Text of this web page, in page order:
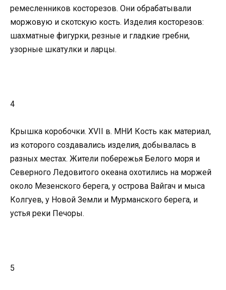
ремесленников косторезов. Они обрабатывали
моржовую и скотскую кость. Изделия косторезов:
шахматные фигурки, резные и гладкие гребни,
узорные шкатулки и ларцы.
4
Крышка коробочки. XVII в. МНИ Кость как материал,
из которого создавались изделия, добывалась в
разных местах. Жители побережья Белого моря и
Северного Ледовитого океана охотились на моржей
около Мезенского берега, у острова Вайгач и мыса
Колгуев, у Новой Земли и Мурманского берега, и
устья реки Печоры.
5